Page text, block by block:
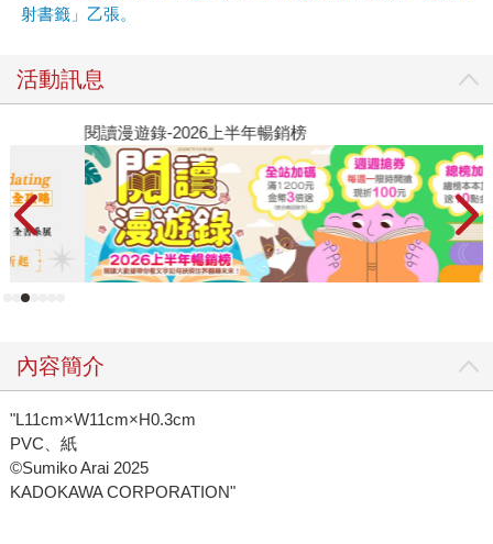
射書籤」乙張。
活動訊息
閱讀漫遊錄-2026上半年暢銷榜
內容簡介
"L11cm×W11cm×H0.3cm
PVC、紙
©Sumiko Arai 2025
KADOKAWA CORPORATION"